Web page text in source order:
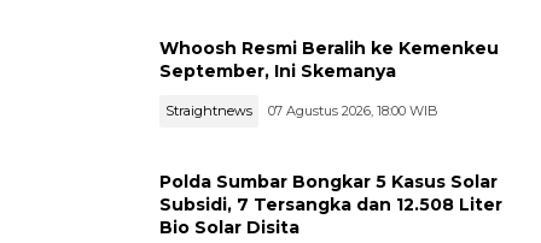
Whoosh Resmi Beralih ke Kemenkeu
September, Ini Skemanya
Straightnews 07 Agustus 2026, 18:00 WIB
Polda Sumbar Bongkar 5 Kasus Solar
Subsidi, 7 Tersangka dan 12.508 Liter
Bio Solar Disita